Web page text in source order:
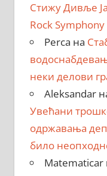
Стижу Дивље
Rock Symphony
Perca на
неки делови
Aleksandar
Увећани
одржавања
било
Matematicar